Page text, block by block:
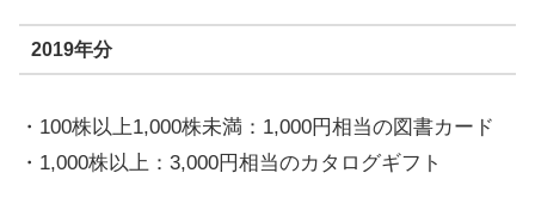
2019年分
・100株以上1,000株未満：1,000円相当の図書カード
・1,000株以上：3,000円相当のカタログギフト